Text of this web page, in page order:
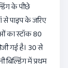
के पीछे
से पाइप के जरिए
का स्टॉक 80
गई है। 30 से
बिल्डिंग में प्रथम